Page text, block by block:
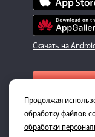
Скачать на
Для получения
ремонта и
менеджерам-
Продолжая
обработку файлов
обработки